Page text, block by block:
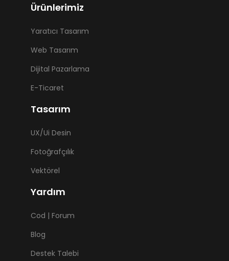
Ürünlerimiz
Yaratıcı Tasarım
Web Tasarım
Dijital Pazarlama
E-Ticaret
Tasarım
UX/Ui Desin
Fotoğrafçılık
Vektörel
Yardım
Cod | Forum
Blog
Destek Talebi